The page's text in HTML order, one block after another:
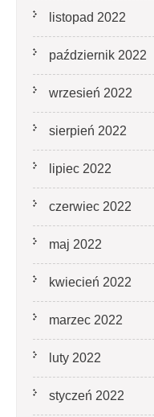
listopad 2022
październik 2022
wrzesień 2022
sierpień 2022
lipiec 2022
czerwiec 2022
maj 2022
kwiecień 2022
marzec 2022
luty 2022
styczeń 2022